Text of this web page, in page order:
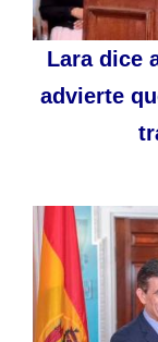
Lara dice
advierte